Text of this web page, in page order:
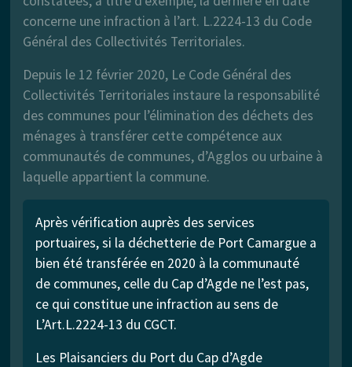
concerne une infraction à l’art. L.2224-13 du Code
Général des Collectivités Territoriales.
Depuis le 12 février 2020, Le Code Général des
Collectivités Territoriales instaure la responsabilité
des communes pour l’élimination des déchets des
ménages à transférer cette compétence aux
communautés de communes, d’Agglos ou urbaine à
laquelle appartient la commune.
Après vérification auprès des services
portuaires, si la déchetterie de Port Camargue a
bien été transférée en 2020 à la communauté
de communes, celle du Cap d’Agde ne l’est pas,
ce qui constitue une infraction au sens de
L’Art.L.2224-13 du CGCT.
Les Plaisanciers du Port du Cap d’Agde